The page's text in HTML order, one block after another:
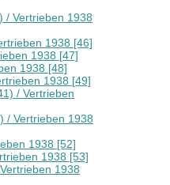
/ Vertrieben 1938
1938 [46]
1938 [47]
1938 [48]
1938 [49]
/ Vertrieben
/ Vertrieben 1938
1938 [52]
1938 [53]
1938